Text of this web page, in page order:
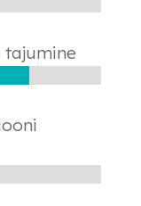
tajumine